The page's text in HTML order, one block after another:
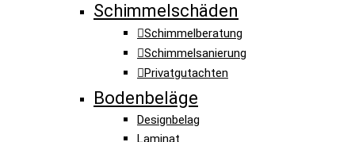
Schimmelschäden
Schimmelberatung
Schimmelsanierung
Privatgutachten
Bodenbeläge
Designbelag
Laminat